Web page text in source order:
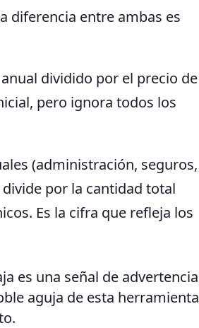
diferencia entre ambas es
dividido por el precio de
pero ignora todos los
(administración, seguros,
por la cantidad total
Es la cifra que refleja los
es una señal de advertencia
aguja de esta herramienta